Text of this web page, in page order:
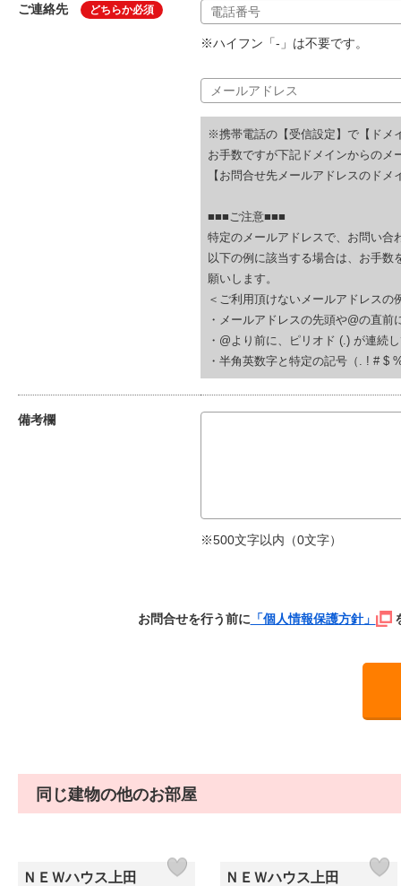
ご連絡先 どちらか必須
※ハイフン「-」は不要です。
※携帯電話の【受信設定】で【ドメ
お手数ですが下記ドメインからのメ
【お問合せ先メールアドレスのドメ
■■■ご注意■■■
特定のメールアドレスで、お問い合
以下の例に該当する場合は、お手
願いします。
＜ご利用頂けないメールアドレスの
・メールアドレスの先頭や@の直
・@より前に、ピリオド (.) が連続
・半角英数字と特定の記号（. ! # $
備考欄
※500文字以内（0文字）
お問合せを行う前に「個人情報保護方針」
同じ建物の他のお部屋
ＮＥＷハウス上田 ＮＥＷハウス上田